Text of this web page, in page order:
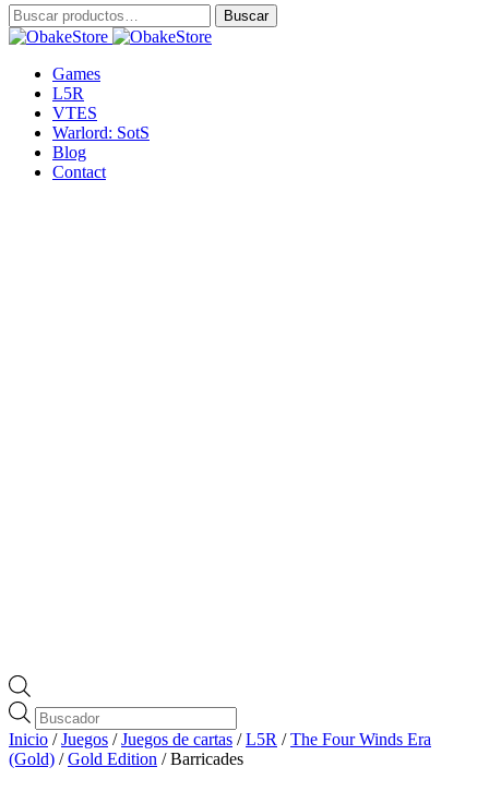
Buscar
por:
Buscar
Games
L5R
VTES
Warlord: SotS
Blog
Contact
Búsqueda
de
productos
Inicio /Juegos /Juegos de cartas /L5R /The Four Winds Era
(Gold) /Gold Edition / Barricades